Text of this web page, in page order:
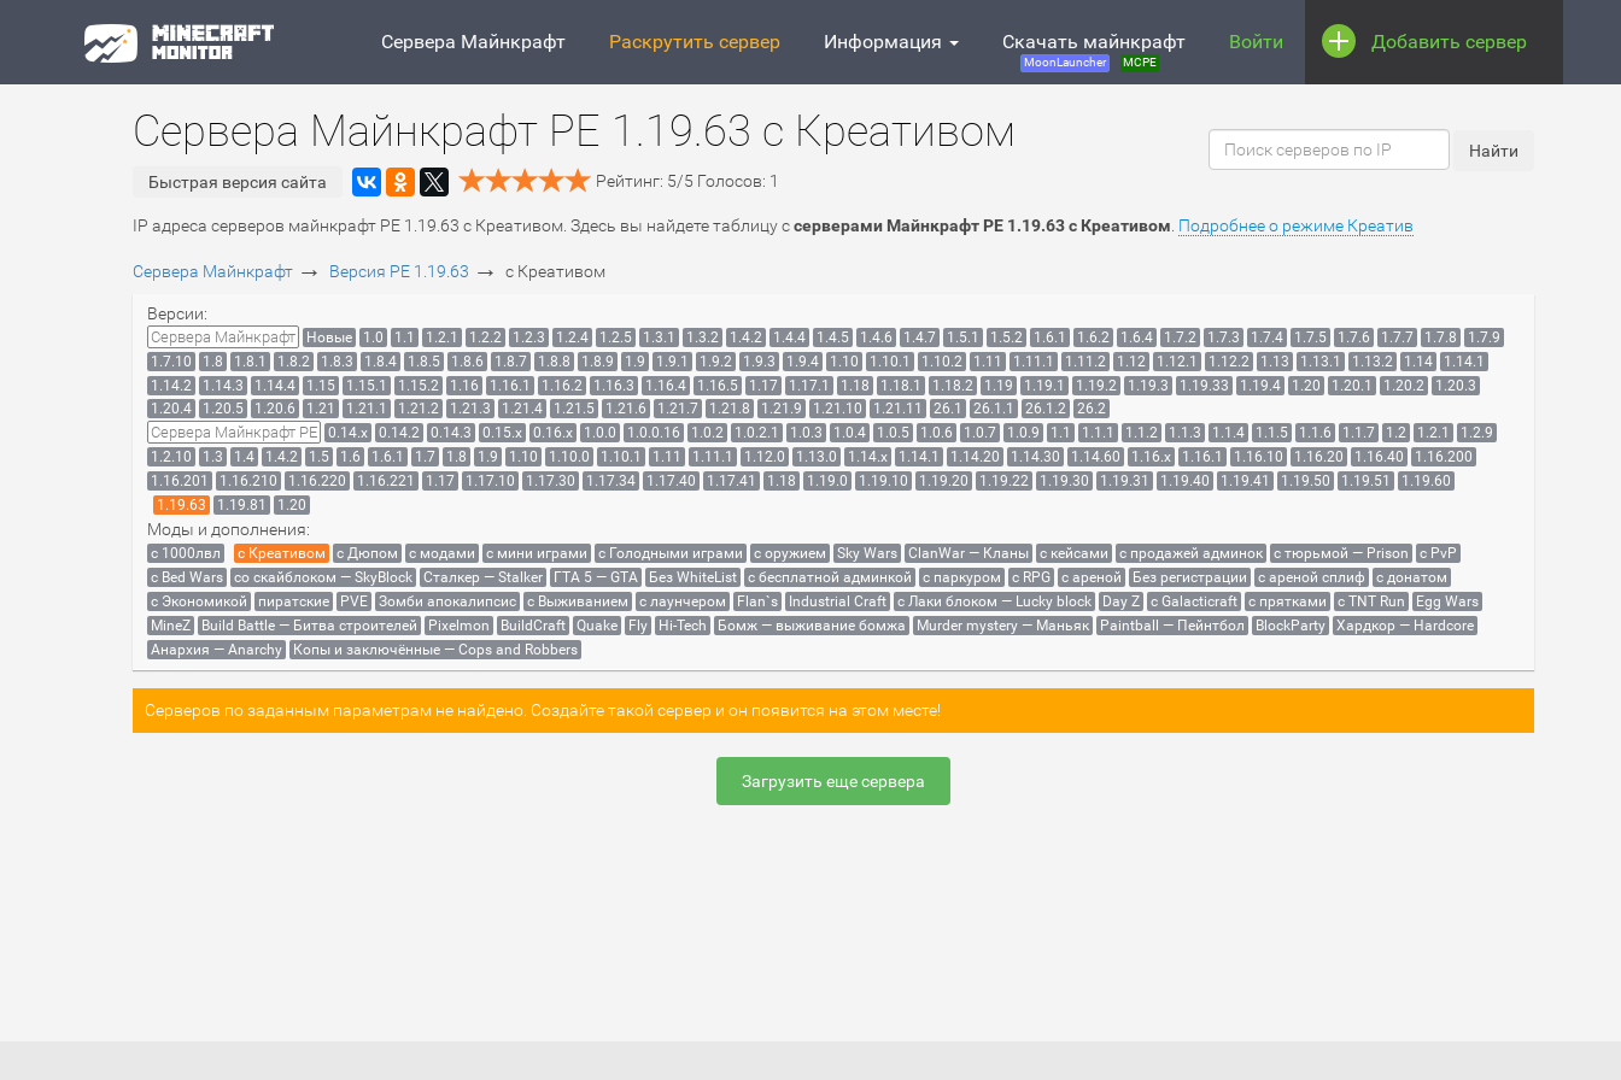
Сервера Майнкрафт Раскрутить сервер Информация Скачать майнкрафт
MoonLauncher MCPE
Войти Добавить сервер
Сервера Майнкрафт PE 1.19.63 c Креативом
Быстрая версия сайта Рейтинг: 5/5 Голосов: 1
IP адреса серверов майнкрафт PE 1.19.63 c Креативом. Здесь вы найдете таблицу ссерверами Майнкрафт PE 1.19.63 c Креативом Подробнее о режиме Креатив
Сервера Майнкрафт → Версия PE 1.19.63 → c Креативом
Версии:
Сервера Майнкрафт Новые 1.0 1.1 1.2.1 1.2.2 1.2.3 1.2.4 1.2.5 1.3.1 1.3.2 1.4.2 1.4.4 1.4.5 1.4.6 1.4.7 1.5.1 1.5.2 1.6.1 1.6.2 1.6.4 1.7.2 1.7.3 1.7.4 1.7.5 1.7.6 1.7.7 1.7.8
1.7.9
1.7.10
1.8 1.8.1 1.8.2 1.8.3 1.8.4 1.8.5 1.8.6 1.8.7 1.8.8 1.8.9 1.9 1.9.1 1.9.2 1.9.3 1.9.4 1.10 1.10.1 1.10.2 1.11 1.11.1 1.11.2 1.12 1.12.1 1.12.2 1.13 1.13.1 1.13.2 1.14
1.14.1
1.14.2
1.14.3 1.14.4 1.15 1.15.1 1.15.2 1.16 1.16.1 1.16.2 1.16.3 1.16.4 1.16.5 1.17 1.17.1 1.18 1.18.1 1.18.2 1.19 1.19.1 1.19.2 1.19.3 1.19.33 1.19.4 1.20 1.20.1 1.20.2
1.20.3
1.20.4
1.20.5 1.20.6 1.21 1.21.1 1.21.2 1.21.3 1.21.4 1.21.5 1.21.6 1.21.7 1.21.8 1.21.9 1.21.10 1.21.11 26.1 26.1.1 26.1.2 26.2
Сервера Майнкрафт PE 0.14.x 0.14.2 0.14.3 0.15.x 0.16.x 1.0.0 1.0.0.16 1.0.2 1.0.2.1 1.0.3 1.0.4 1.0.5 1.0.6 1.0.7 1.0.9 1.1 1.1.1 1.1.2 1.1.3 1.1.4 1.1.5 1.1.6 1.1.7 1.2 1.2.1
1.2.9
1.2.10
1.3 1.4 1.4.2 1.5 1.6 1.6.1 1.7 1.8 1.9 1.10 1.10.0 1.10.1 1.11 1.11.1 1.12.0 1.13.0 1.14.x 1.14.1 1.14.20 1.14.30 1.14.60 1.16.x 1.16.1 1.16.10 1.16.20 1.16.40
1.16.200
1.16.201
1.16.210 1.16.220 1.16.221 1.17 1.17.10 1.17.30 1.17.34 1.17.40 1.17.41 1.18 1.19.0 1.19.10 1.19.20 1.19.22 1.19.30 1.19.31 1.19.40 1.19.41 1.19.50 1.19.51
1.19.60
1.19.63
1.19.81 1.20
Моды и дополнения:
с 1000лвл c Креативом с Дюпом с модами с мини играми с Голодными играми с оружием Sky Wars ClanWar — Кланы с кейсами с продажей админок с тюрьмой — Prison
с PvP
с Bed Wars
со скайблоком — SkyBlock Сталкер — Stalker ГТА 5 — GTA Без WhiteList с бесплатной админкой с паркуром с RPG с ареной Без регистрации с ареной сплиф
с донатом
с Экономикой
пиратские PVE Зомби апокалипсис с Выживанием с лаунчером Flan`s Industrial Craft с Лаки блоком — Lucky block Day Z с Galacticraft с прятками с TNT Run
Egg Wars
MineZ
Build Battle — Битва строителей Pixelmon BuildCraft Quake Fly Hi-Tech Бомж — выживание бомжа Murder mystery — Маньяк Paintball — Пейнтбол BlockParty
Хардкор — Hardcore
Анархия — Anarchy
Копы и заключённые — Cops and Robbers
Серверов по заданным параметрам не найдено. Создайте такой сервер и он появится на этом месте!
Загрузить еще сервера